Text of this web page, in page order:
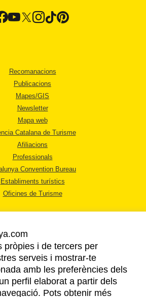
Recomanacions
Publicacions
Mapes/GIS
Newsletter
Mapa web
Catalana de Turisme
Afiliacions
Professionals
Convention Bureau
Establiments turístics
Oficines de Turisme
AVÍS LEGAL
POLÍTICA DE PRIVACITAT
COOKIES
pròpies i de tercers per
serveis i mostrar-te
amb les preferències dels
perfil elaborat a partir dels
Pots obtenir més